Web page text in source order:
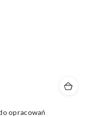
opracowań